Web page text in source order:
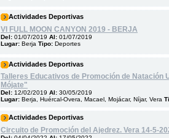
Actividades Deportivas
VI FULL MOON CANYON 2019 - BERJA
Del: 01/07/2019 Al: 01/07/2019
Lugar: Berja Tipo: Deportes
Actividades Deportivas
Talleres Educativos de Promoción de Natación
Mójate"
Del: 12/02/2019 Al: 30/05/2019
Lugar: Berja, Huércal-Overa, Macael, Mojácar, Níjar, Vera
Actividades Deportivas
Circuito de Promoción del Ajedrez. Vera 14-5-